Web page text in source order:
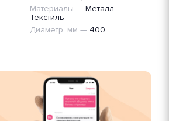
Материалы — Металл,
Текстиль
Диаметр, мм — 400